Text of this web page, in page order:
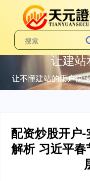
让建
让不懂建站的用户快
配资炒股开户
解析 习近平